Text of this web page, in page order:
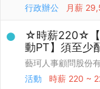
行政辦公
月薪
☆時薪220☆【
動PT】須至少
藝珂人事顧問股份
活動
時薪 220 ~